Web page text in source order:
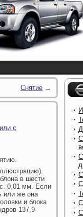
Снятие →
с
в шести
0,01 мм. Если
или же она
и блока
137,9-